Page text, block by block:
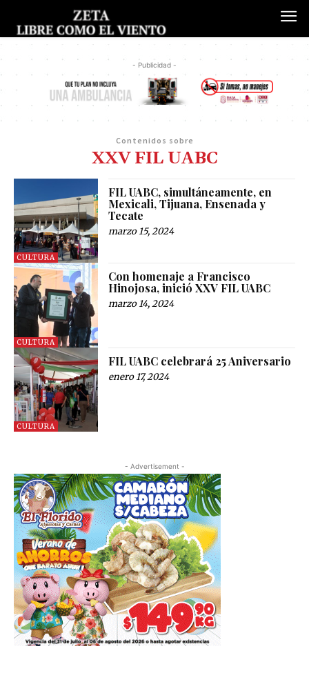
- Publicidad -
Contenidos sobre
XXV FIL UABC
CULTURA
FIL UABC, simultáneamente, en
Mexicali, Tijuana, Ensenada y
Tecate
marzo 15, 2024
CULTURA
Con homenaje a Francisco
Hinojosa, inició XXV FIL UABC
marzo 14, 2024
CULTURA
FIL UABC celebrará 25 Aniversario
enero 17, 2024
- Advertisement -